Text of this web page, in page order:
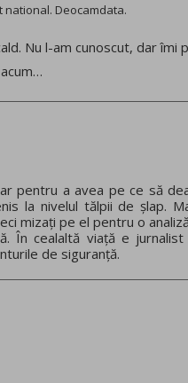
national. Deocamdata.
Nu l-am cunoscut, dar îmi
pentru a avea pe ce să
la nivelul tălpii de șlap.
mizați pe el pentru o
În cealaltă viață e
de siguranță.